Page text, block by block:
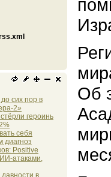
сих пор в
2»
героинь
себя
диагноз
Positive
ИИ-атаками,
в
Об